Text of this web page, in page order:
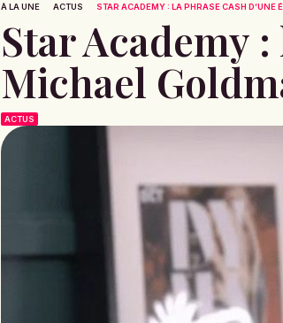
À LA UNE ACTUS STAR ACADEMY : LA PHRASE CASH D’UNE
Star Academy
Michael
ACTUS